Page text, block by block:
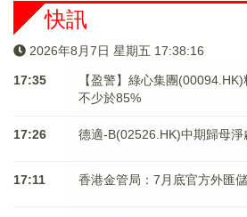
快訊
2026年8月7日 星期五 17:38:16
17:35
【盈警】綠心集團
不少於85%
17:26 德適-B(02526.HK)中期歸母
17:11 香港金管局：7月底官方外匯